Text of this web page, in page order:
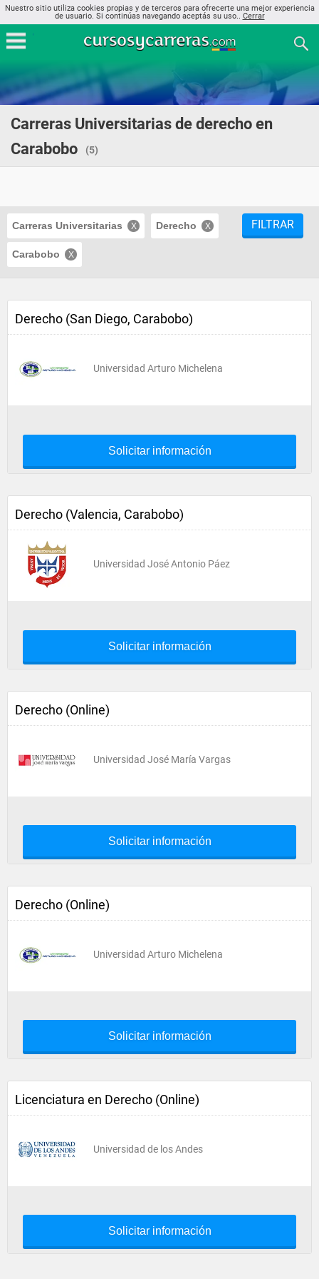
Nuestro sitio utiliza cookies propias y de terceros para ofrecerte una mejor experiencia
de usuario. Si continúas navegando aceptás su uso.. Cerrar
Carreras Universitarias de derecho en
Carabobo
(5)
Carreras Universitarias Derecho
Carabobo
FILTRAR
Derecho (San Diego, Carabobo)
Universidad Arturo Michelena
Solicitar información
Derecho (Valencia, Carabobo)
Universidad José Antonio Páez
Solicitar información
Derecho (Online)
Universidad José María Vargas
Solicitar información
Derecho (Online)
Universidad Arturo Michelena
Solicitar información
Licenciatura en Derecho (Online)
Universidad de los Andes
Solicitar información